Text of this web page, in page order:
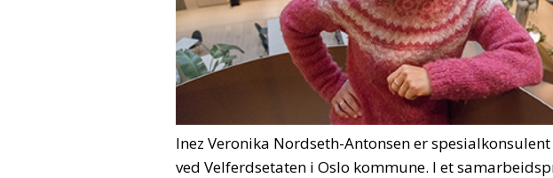
Inez Veronika Nordseth-Antonsen er
ved Velferdsetaten i Oslo kommune. I et